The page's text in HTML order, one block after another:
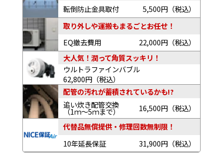
転倒防止金具取付
5,500円（税込）
取り外しや運搬もまるごとお任せ！
EQ撤去費用
22,000円（税込）
大人気！潤って角質スッキリ！
ウルトラファインバブル
62,800円（税込）
配管の汚れが蓄積されているかも!?
追い炊き配管交換
（1ｍ～5ｍまで）
16,500円（税込）
代替品無償提供・修理回数無制限！
10年延長保証
31,900円（税込）